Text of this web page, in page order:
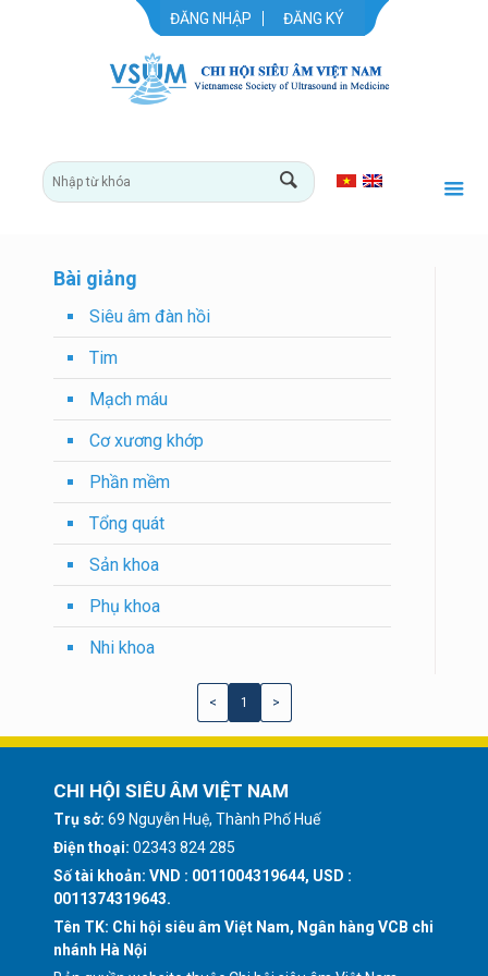
ĐĂNG NHẬP ĐĂNG KÝ
Bài giảng
Siêu âm đàn hồi
Tim
Mạch máu
Cơ xương khớp
Phần mềm
Tổng quát
Sản khoa
Phụ khoa
Nhi khoa
< 1 >
CHI HỘI SIÊU ÂM VIỆT NAM
Trụ sở: 69 Nguyễn Huệ, Thành Phố Huế
Điện thoại: 02343 824 285
Số tài khoản: VND : 0011004319644, USD :
0011374319643.
Tên TK: Chi hội siêu âm Việt Nam, Ngân hàng VCB chi
nhánh Hà Nội